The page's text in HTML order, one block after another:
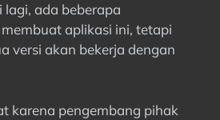
lagi, ada beberapa
aplikasi ini, tetapi
versi akan bekerja dengan
karena pengembang pihak